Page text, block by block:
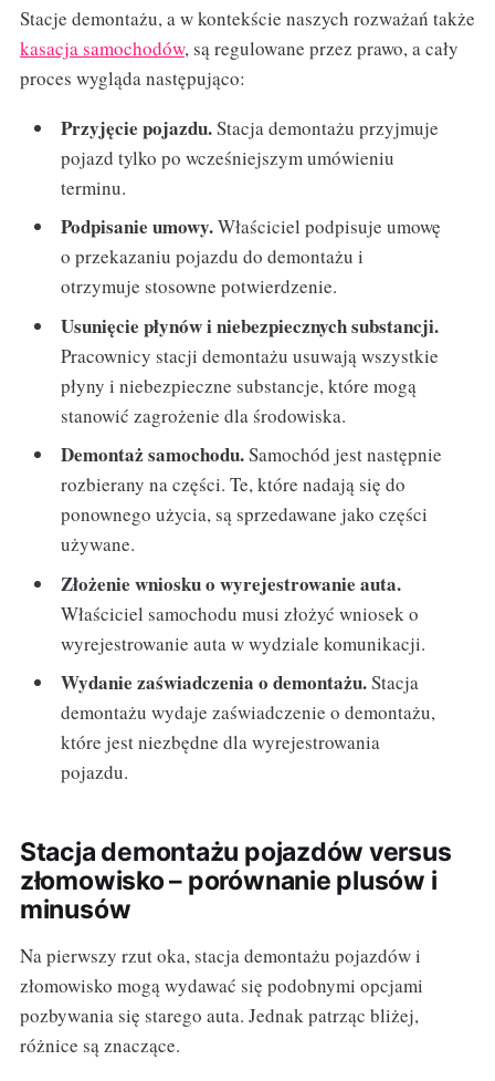
Stacje demontażu, a w kontekście naszych rozważań także
kasacja samochodów, są regulowane przez prawo, a cały
proces wygląda następująco:
Przyjęcie pojazdu.Stacja demontażu przyjmuje
pojazd tylko po wcześniejszym umówieniu
terminu.
Podpisanie umowy.Właściciel podpisuje umowę
o przekazaniu pojazdu do demontażu i
otrzymuje stosowne potwierdzenie.
Usunięcie płynów i niebezpiecznych substancji.
Pracownicy stacji demontażu usuwają wszystkie
płyny i niebezpieczne substancje, które mogą
stanowić zagrożenie dla środowiska.
Demontaż samochodu.Samochód jest następnie
rozbierany na części. Te, które nadają się do
ponownego użycia, są sprzedawane jako części
używane.
Złożenie wniosku o wyrejestrowanie auta.
Właściciel samochodu musi złożyć wniosek o
wyrejestrowanie auta w wydziale komunikacji.
Wydanie zaświadczenia o demontażu.Stacja
demontażu wydaje zaświadczenie o demontażu,
które jest niezbędne dla wyrejestrowania
pojazdu.
Stacja demontażu pojazdów versus
złomowisko – porównanie plusów i
minusów
Na pierwszy rzut oka, stacja demontażu pojazdów i
złomowisko mogą wydawać się podobnymi opcjami
pozbywania się starego auta. Jednak patrząc bliżej,
różnice są znaczące.